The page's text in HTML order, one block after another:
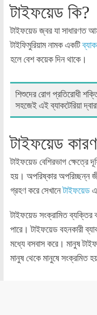
টাইফয়েড কি?
টাইফয়েড জ্বর যা সাধারণত
টাইফিমুরিয়াম নামক একটি
হলে বেশ কয়েক দিন থাকে।
শিশুদের রোগ প্রতিরোধী
সহজেই এই ব্যাকটেরিয়া
টাইফয়েড কারণ
টাইফয়েড বেশিরভাগ ক্ষেত্রে
হয়। অপরিষ্কার অপরিচ্ছন্ন
গ্রহণ করে সেখানেটাইফয়েড
টাইফয়েড সংক্রামিত ব্যক্তির
পারে। টাইফয়েড বহনকারী
মধ্যে বসবাস করে। মানুষ
মানুষ থেকে মানুষে সংক্রমিত